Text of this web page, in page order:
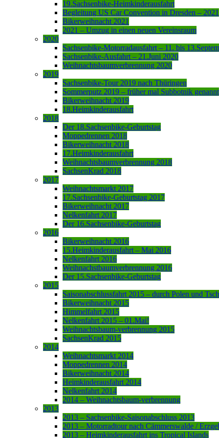
19.Sachsenbike-Heimkinderausfahrt
Begleitung US Car Convention in Dresden – 2021
Bikerweihnacht 2021
2021 – Umzug in einen neuen Vereinsraum
2020
Sachsenbike-Motorradausfahrt – 11. bis
Sachsenbike-Ausfahrt – 21.Juni 2020
Weihnachtsbaumverbrennung 2020
2019
Sachsenbike-Tour 2019 nach Thüringen
Sommerputz 2019 – früher mal Subbotnik genannt
Bikerweihnacht 2019
18.Heimkinderausfahrt
2018
Der 18.Sachsenbike-Geburtstag
Moppedrennen 2018
Bikerweihnacht 2018
17.Heimkinderausfahrt
Weihnachtsbaumverbrennung 2018
SachsenKrad 2018
2017
Weihnachtsmarkt 2017
17.Sachsenbike-Geburtstag 2017
Bikerweihnacht 2017
Nelkenfahrt 2017
Der 16.Sachsenbike-Geburtstag
2016
Bikerweihnacht 2016
15.Heimkinderausfahrt – Mai 2016
Nelkenfahrt 2016
Weihnachstbaumverbrennung 2016
Der 15.Sachsenbike-Geburtstag
2015
Saisonabschlussfahrt 2015 – durch Polen und
Bikerweihnacht 2015
Himmelfahrt 2015
Nelkenfahrt 2015 – 01.Mai!
Weihnachtsbaum-verbrennung 2015
SachsenKrad 2015
2014
Weihnachtsmarkt 2014
Moppedrennen 2014
Bikerweihnacht 2014
Heimkinderausfahrt 2014
Nelkenfahrt 2014
2014 – Weihnachtsbaum-verbrennung
2013
2013 – Sachsenbike-Saisonabschluss 2013
2013 – Motorradtour nach Cämmerswalde /
2013 – Heimkinderausfahrt ins Tropical Islands